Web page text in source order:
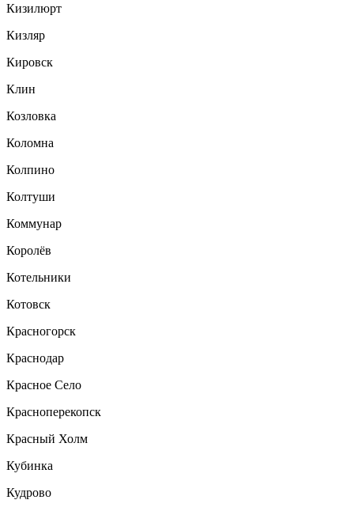
Кизилюрт
Кизляр
Кировск
Клин
Козловка
Коломна
Колпино
Колтуши
Коммунар
Королёв
Котельники
Котовск
Красногорск
Краснодар
Красное Село
Красноперекопск
Красный Холм
Кубинка
Кудрово